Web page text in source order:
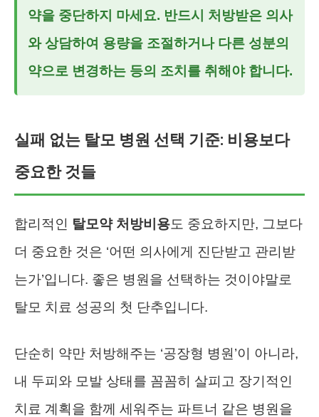
약을 중단하지 마세요. 반드시 처방받은 의사
와 상담하여 용량을 조절하거나 다른 성분의
약으로 변경하는 등의 조치를 취해야 합니다.
실패 없는 탈모 병원 선택 기준: 비용보다
중요한 것들
합리적인 탈모약 처방비용도 중요하지만, 그보다
더 중요한 것은 ‘어떤 의사에게 진단받고 관리받
는가’입니다. 좋은 병원을 선택하는 것이야말로
탈모 치료 성공의 첫 단추입니다.
단순히 약만 처방해주는 ‘공장형 병원’이 아니라,
내 두피와 모발 상태를 꼼꼼히 살피고 장기적인
치료 계획을 함께 세워주는 파트너 같은 병원을